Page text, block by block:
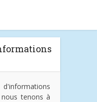
tenons à